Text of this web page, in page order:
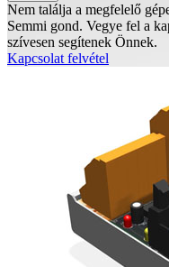
Nem találja a megfelelő
Semmi gond. Vegye fel a
szívesen segítenek Önnek.
Kapcsolat felvétel